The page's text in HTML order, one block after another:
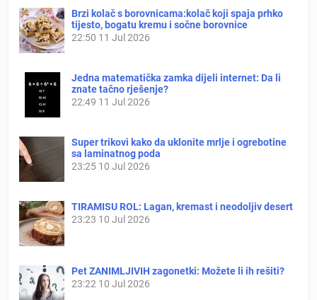
Brzi kolač s borovnicama:kolač koji spaja prhko
tijesto, bogatu kremu i sočne borovnice
22:50 11 Jul 2026
Jedna matematička zamka dijeli internet: Da li
znate tačno rješenje?
22:49 11 Jul 2026
Super trikovi kako da uklonite mrlje i ogrebotine
sa laminatnog poda
23:25 10 Jul 2026
TIRAMISU ROL: Lagan, kremast i neodoljiv desert
23:23 10 Jul 2026
Pet ZANIMLJIVIH zagonetki: Možete li ih rešiti?
23:22 10 Jul 2026